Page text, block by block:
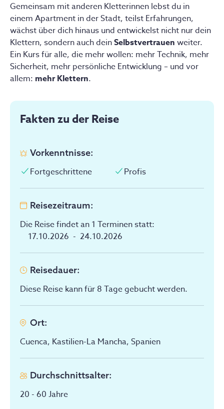
Gemeinsam mit anderen Kletterinnen lebst du in
einem Apartment in der Stadt, teilst Erfahrungen,
wächst über dich hinaus und entwickelst nicht nur dein
Klettern, sondern auch deinSelbstvertrauen weiter.
Ein Kurs für alle, die mehr wollen: mehr Technik, mehr
Sicherheit, mehr persönliche Entwicklung – und vor
allem: mehr Klettern.
Fakten zu der Reise
Vorkenntnisse:
Fortgeschrittene Profis
Reisezeitraum:
Die Reise findet an 1 Terminen statt:
17.10.2026 - 24.10.2026
Reisedauer:
Diese Reise kann für 8 Tage gebucht werden.
Ort:
Cuenca, Kastilien-La Mancha, Spanien
Durchschnittsalter:
20 - 60 Jahre